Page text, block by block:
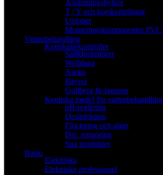
Anslutningshylsor
T / Y och korskopplingar
Unioner
Monteringskomponenter PVC
Vattenbehandling
Kemikaliekontroller
Saltklorinatorer
Welldana
Aseko
Bayrol
Gullberg & Jansson
Kemiska medel för vattenbehandling
pH-reglering
Desinfektion
Flockning och alger
Div. rengöring
Spa produkter
Bastu
Elektriska
Elektriske professionel